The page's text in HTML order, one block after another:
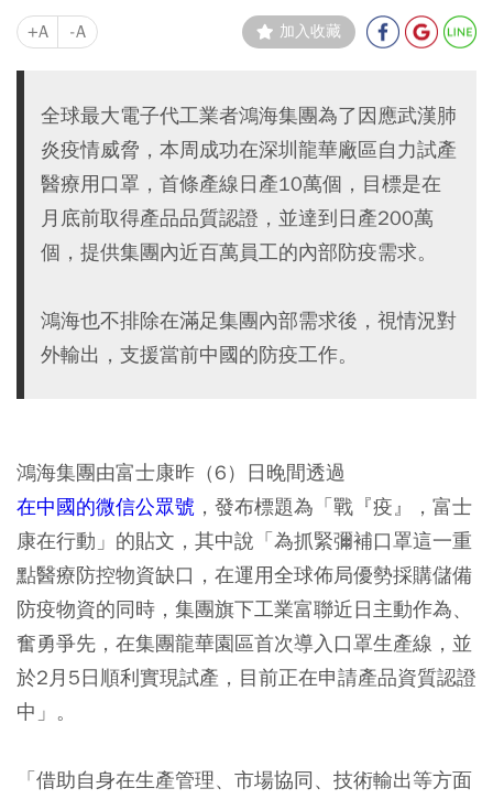
+A -A 加入收藏
全球最大電子代工業者鴻海集團為了因應武漢肺
炎疫情威脅，本周成功在深圳龍華廠區自力試產
醫療用口罩，首條產線日產10萬個，目標是在
月底前取得產品品質認證，並達到日產200萬
個，提供集團內近百萬員工的內部防疫需求。
鴻海也不排除在滿足集團內部需求後，視情況對
外輸出，支援當前中國的防疫工作。
鴻海集團由富士康昨（6）日晚間透過
在中國的微信公眾號 ，發布標題為「戰『疫』，富士
康在行動」的貼文，其中說「為抓緊彌補口罩這一重
點醫療防控物資缺口，在運用全球佈局優勢採購儲備
防疫物資的同時，集團旗下工業富聯近日主動作為、
奮勇爭先，在集團龍華園區首次導入口罩生產線，並
於2月5日順利實現試產，目前正在申請產品資質認證
中」。
「借助自身在生產管理、市場協同、技術輸出等方面